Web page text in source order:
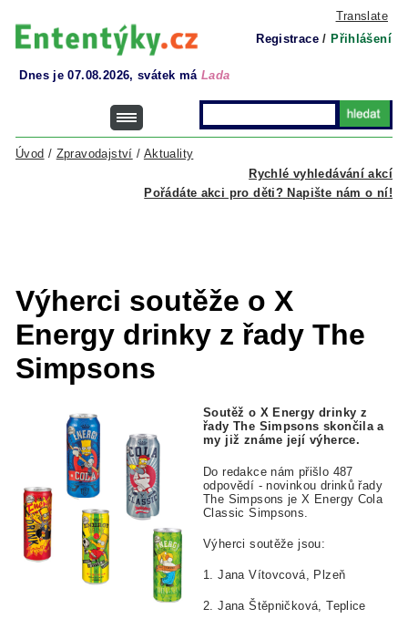
Translate
Registrace / Přihlášení
Dnes je 07.08.2026, svátek má Lada
Rychlé vyhledávání akcí
Úvod / Zpravodajství / Aktuality
Pořádáte akci pro děti? Napište nám o ní!
Výherci soutěže o X
Energy drinky z řady The
Simpsons
Soutěž o X Energy drinky z
řady The Simpsons skončila a
my již známe její výherce.
Do redakce nám přišlo 487
odpovědí - novinkou drinků řady
The Simpsons je X Energy Cola
Classic Simpsons.
Výherci soutěže jsou:
1. Jana Vítovcová, Plzeň
2. Jana Štěpničková, Teplice